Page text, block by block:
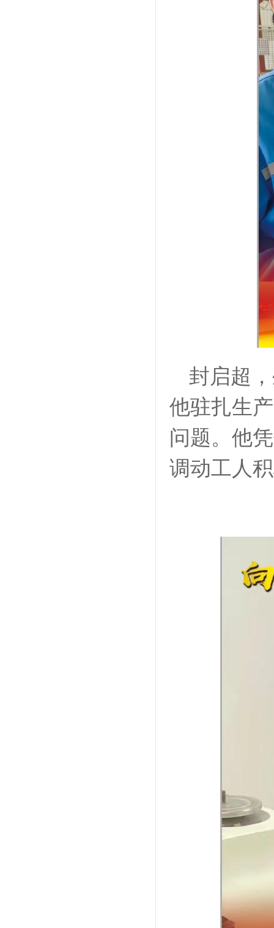
封启超
他驻扎生
问题。他
调动工人